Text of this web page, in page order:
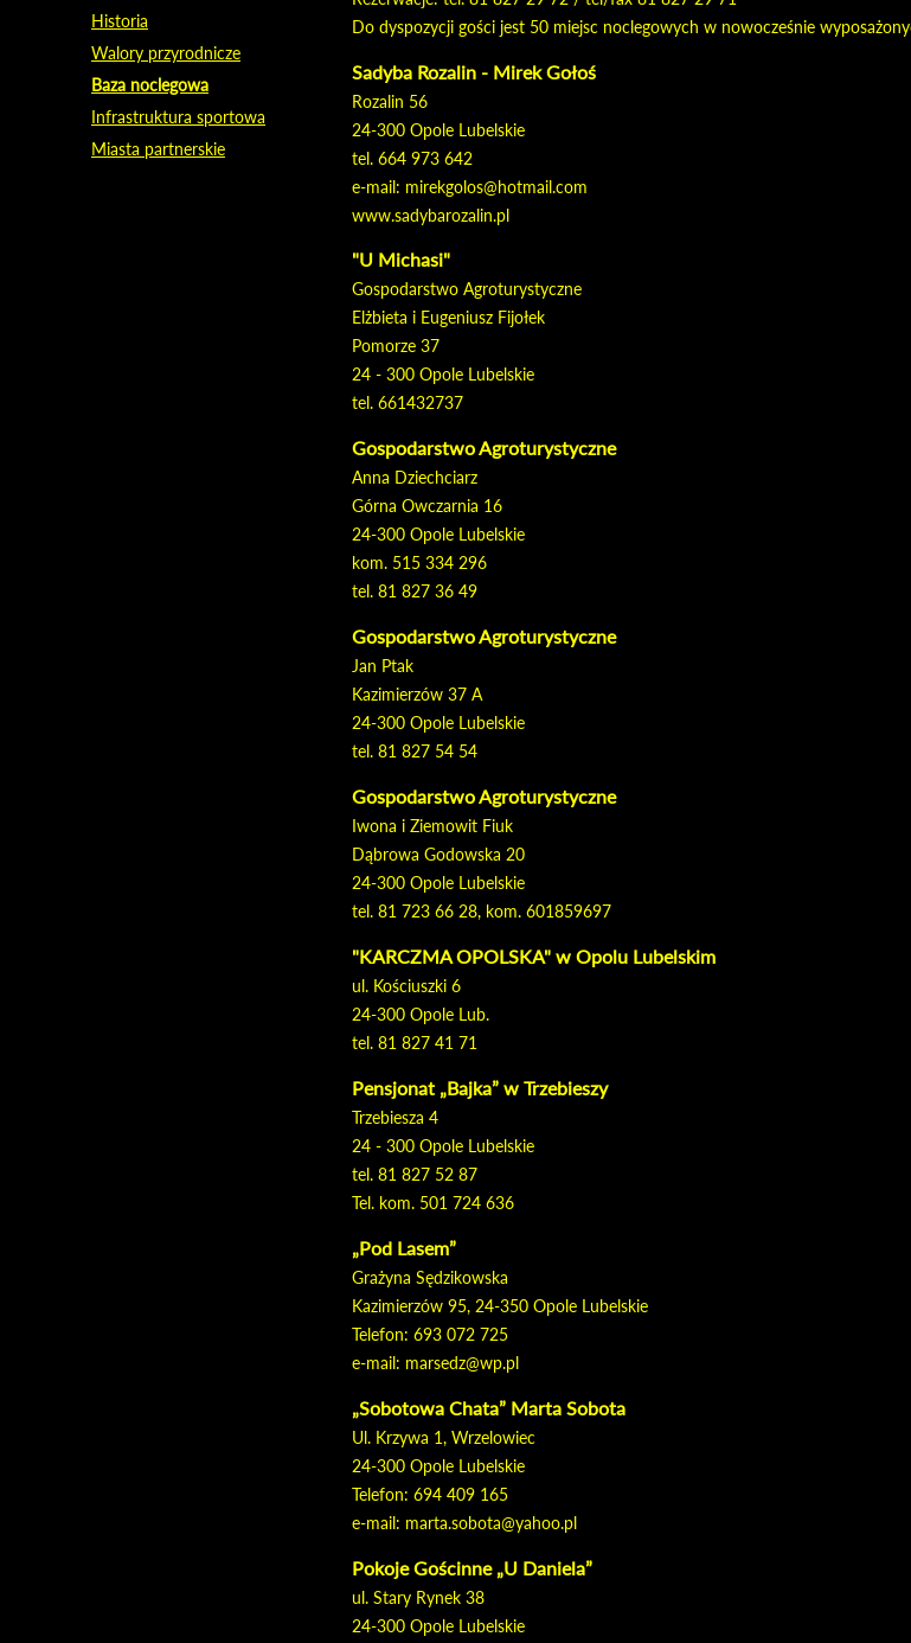
Historia
Walory przyrodnicze
Baza noclegowa
Infrastruktura sportowa
Miasta partnerskie
Do dyspozycji gości jest 50 miejsc noclegowych w nowocześnie
Sadyba Rozalin - Mirek Gołoś
Rozalin 56
24-300 Opole Lubelskie
tel. 664 973 642
e-mail: mirekgolos@hotmail.com
www.sadybarozalin.pl
"U Michasi"
Gospodarstwo Agroturystyczne
Elżbieta i Eugeniusz Fijołek
Pomorze 37
24 - 300 Opole Lubelskie
tel. 661432737
Gospodarstwo Agroturystyczne
Anna Dziechciarz
Górna Owczarnia 16
24-300 Opole Lubelskie
kom. 515 334 296
tel. 81 827 36 49
Gospodarstwo Agroturystyczne
Jan Ptak
Kazimierzów 37 A
24-300 Opole Lubelskie
tel. 81 827 54 54
Gospodarstwo Agroturystyczne
Iwona i Ziemowit Fiuk
Dąbrowa Godowska 20
24-300 Opole Lubelskie
tel. 81 723 66 28, kom. 601859697
"KARCZMA OPOLSKA" w Opolu Lubelskim
ul. Kościuszki 6
24-300 Opole Lub.
tel. 81 827 41 71
Pensjonat „Bajka” w Trzebieszy
Trzebiesza 4
24 - 300 Opole Lubelskie
tel. 81 827 52 87
Tel. kom. 501 724 636
„Pod Lasem”
Grażyna Sędzikowska
Kazimierzów 95, 24-350 Opole Lubelskie
Telefon: 693 072 725
e-mail: marsedz@wp.pl
„Sobotowa Chata” Marta Sobota
Ul. Krzywa 1, Wrzelowiec
24-300 Opole Lubelskie
Telefon: 694 409 165
e-mail: marta.sobota@yahoo.pl
Pokoje Gościnne „U Daniela”
ul. Stary Rynek 38
24-300 Opole Lubelskie